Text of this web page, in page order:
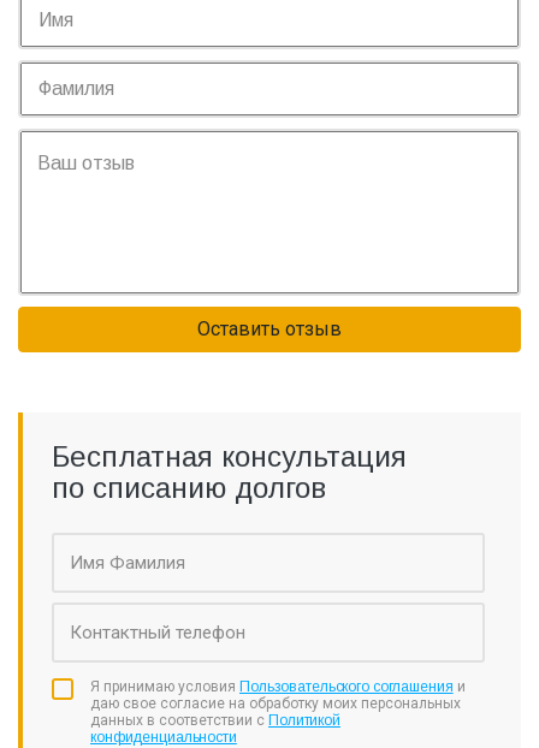
Оставить отзыв
Бесплатная консультация
по списанию долгов
Я принимаю условия Пользовательского соглашения и
даю свое согласие на обработку моих персональных
данных в соответствии с Политикой
конфиденциальности